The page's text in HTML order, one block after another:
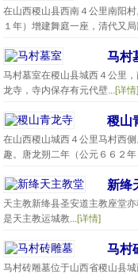
在山西稷山县西南４公里南阳
１年）增建舞庭一座，清代又
马村
马村墓室在稷山县城西４公里
龙寺，寺内保存有元代壁...[详情]
稷山
在山西稷山城西４公里马村西
趣。唐龙朔二年（公元６６２年
新绛
天主教新绛县圣安道主教座堂
是天主教运城教...[详情]
马村
马村砖雕墓位于山西省稷山县